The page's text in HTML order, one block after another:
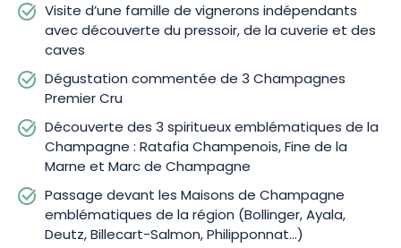
Visite d’une famille de vignerons indépendants
avec découverte du pressoir, de la cuverie et des
caves
Dégustation commentée de 3 Champagnes
Premier Cru
Découverte des 3 spiritueux emblématiques de la
Champagne : Ratafia Champenois, Fine de la
Marne et Marc de Champagne
Passage devant les Maisons de Champagne
emblématiques de la région (Bollinger, Ayala,
Deutz, Billecart-Salmon, Philipponnat…)